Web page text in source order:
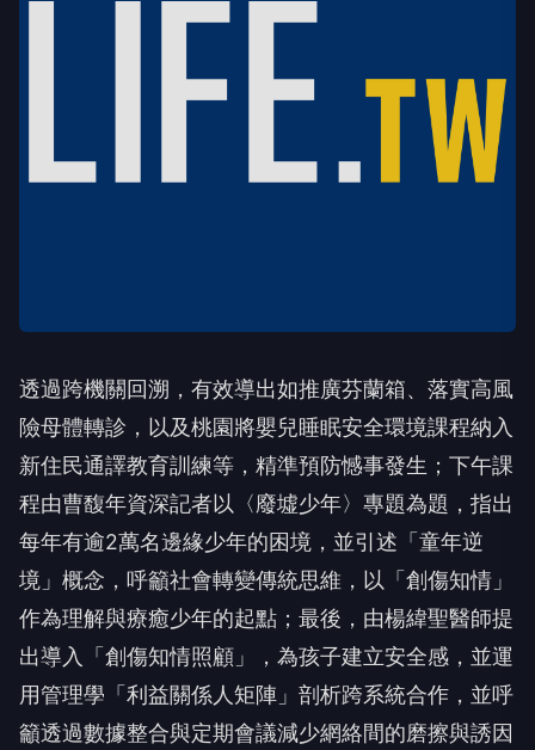
透過跨機關回溯，有效導出如推廣芬蘭箱、落實高風
險母體轉診，以及桃園將嬰兒睡眠安全環境課程納入
新住民通譯教育訓練等，精準預防憾事發生；下午課
程由曹馥年資深記者以〈廢墟少年〉專題為題，指出
每年有逾2萬名邊緣少年的困境，並引述「童年逆
境」概念，呼籲社會轉變傳統思維，以「創傷知情」
作為理解與療癒少年的起點；最後，由楊緯聖醫師提
出導入「創傷知情照顧」，為孩子建立安全感，並運
用管理學「利益關係人矩陣」剖析跨系統合作，並呼
籲透過數據整合與定期會議減少網絡間的磨擦與誘因